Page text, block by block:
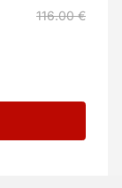
116.00 €